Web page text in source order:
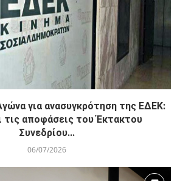
για ανασυγκρότηση της ΕΔΕΚ:
τις αποφάσεις του Έκτακτου
Συνεδρίου...
06/07/2026